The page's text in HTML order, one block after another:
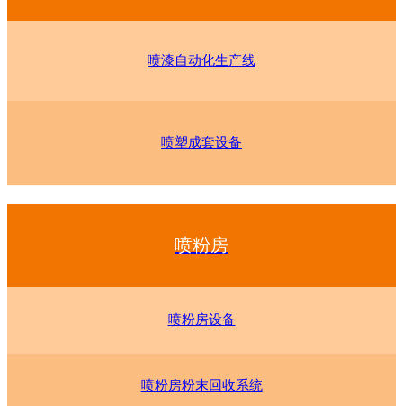
喷漆自动化生产线
喷塑成套设备
喷粉房
喷粉房设备
喷粉房粉末回收系统